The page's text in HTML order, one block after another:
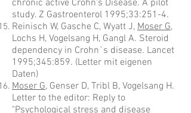
chronic active Crohn's Disease. A pilot
study. Z Gastroenterol 1995;33:251-4.
Reinisch W, Gasche C, Wyatt J, Moser G,
Lochs H, Vogelsang H, Gangl A. Steroid
dependency in Crohn`s disease. Lancet
1995;345:859. (Letter mit eigenen
Daten)
Moser G, Genser D, Tribl B, Vogelsang H.
Letter to the editor: Reply to
"Psychological stress and disease